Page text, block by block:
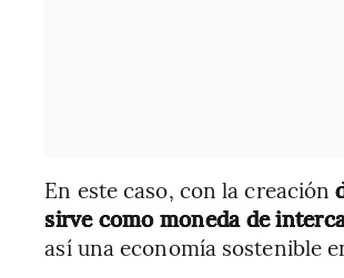
En este caso, con la creación
sirve como moneda de
así una economía sostenible